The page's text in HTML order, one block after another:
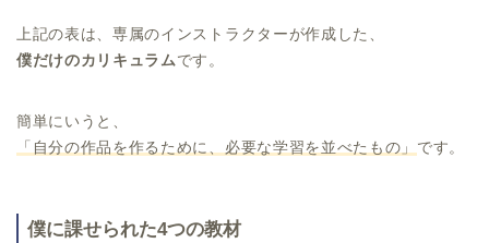
上記の表は、専属のインストラクターが作成した、
僕だけのカリキュラムです。
簡単にいうと、
「自分の作品を作るために、必要な学習を並べたもの」 です。
僕に課せられた4つの教材